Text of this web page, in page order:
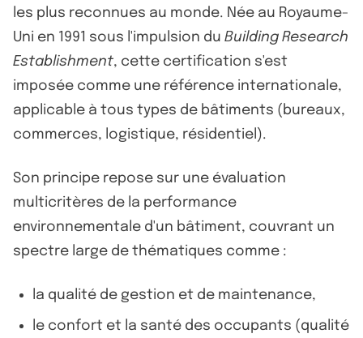
les plus reconnues au monde. Née au Royaume-
Uni en 1991 sous l'impulsion du Building Research
Establishment, cette certification s'est
imposée comme une référence internationale,
applicable à tous types de bâtiments (bureaux,
commerces, logistique, résidentiel).
Son principe repose sur une évaluation
multicritères de la performance
environnementale d'un bâtiment, couvrant un
spectre large de thématiques comme :
la qualité de gestion et de maintenance,
le confort et la santé des occupants (qualité